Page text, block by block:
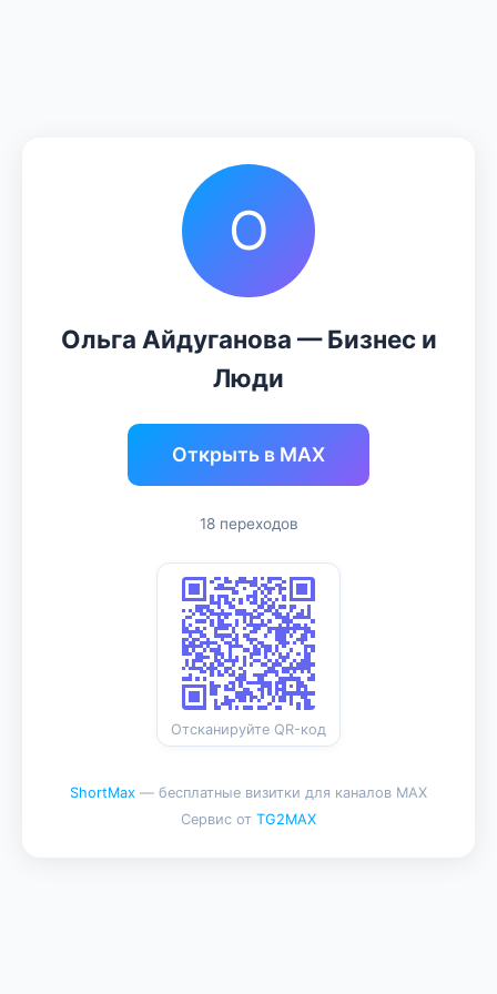
О
Ольга Айдуганова — Бизнес и
Люди
Открыть в MAX
18 переходов
Отсканируйте QR-код
ShortMax — бесплатные визитки для каналов MAX
Сервис от TG2MAX